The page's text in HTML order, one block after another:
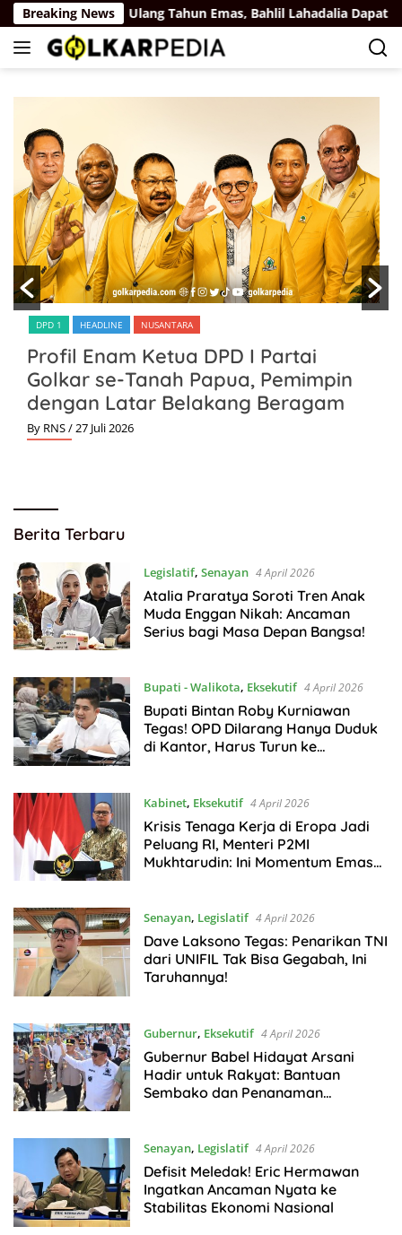
Langsung
ke
konten
Breaking NewsUlang Tahun Emas, Bahlil Lahadalia Dapat
DPD 1 HEADLINE NUSANTARA
Profil Enam Ketua DPD I Partai
Golkar se-Tanah Papua, Pemimpin
dengan Latar Belakang Beragam
By RNS/ 27 Juli 2026
Golkarpedia
Berita Terbaru
Legislatif, Senayan 4 April 2026
Atalia Praratya Soroti Tren Anak
Muda Enggan Nikah: Ancaman
Serius bagi Masa Depan Bangsa!
Bupati - Walikota, Eksekutif 4 April 2026
Bupati Bintan Roby Kurniawan
Tegas! OPD Dilarang Hanya Duduk
di Kantor, Harus Turun ke
Kabinet, Eksekutif 4 April 2026
Krisis Tenaga Kerja di Eropa Jadi
Peluang RI, Menteri P2MI
Mukhtarudin: Ini Momentum Emas
Senayan, Legislatif 4 April 2026
Dave Laksono Tegas: Penarikan TNI
dari UNIFIL Tak Bisa Gegabah, Ini
Taruhannya!
Gubernur, Eksekutif 4 April 2026
Gubernur Babel Hidayat Arsani
Hadir untuk Rakyat: Bantuan
Sembako dan Penanaman
Senayan, Legislatif 4 April 2026
Defisit Meledak! Eric Hermawan
Ingatkan Ancaman Nyata ke
Stabilitas Ekonomi Nasional